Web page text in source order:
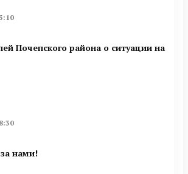
Почепского района о ситуации на
нами!